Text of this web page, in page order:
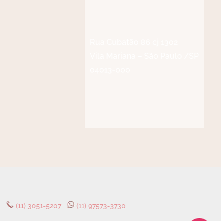
(11) 3051-5207 (11) 97573-3730